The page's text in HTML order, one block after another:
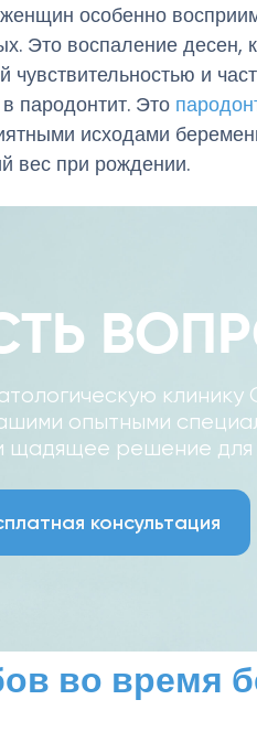
особенно
Это воспаление десен,
и
пародонтит. Это
исходами
вес при рождении.
клинику
опытными
щадящее решение для
консультация
во время